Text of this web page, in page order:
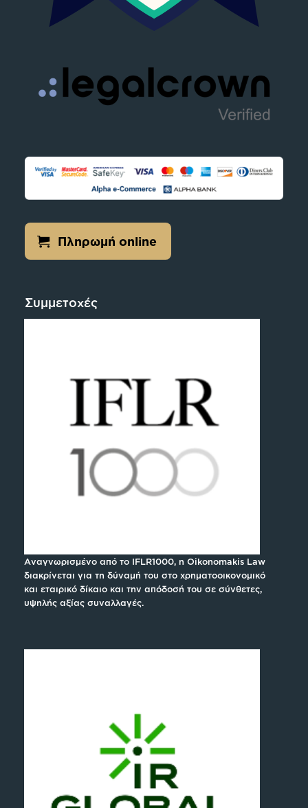
Πληρωμή online
Συμμετοχές
Αναγνωρισμένο από το IFLR1000, η Oikonomakis Law
διακρίνεται για τη δύναμή του στο χρηματοοικονομικό
και εταιρικό δίκαιο και την απόδοσή του σε σύνθετες,
υψηλής αξίας συναλλαγές.